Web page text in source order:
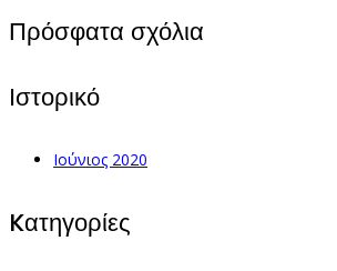
Πρόσφατα σχόλια
Ιστορικό
Ιούνιος 2020
Kατηγορίες